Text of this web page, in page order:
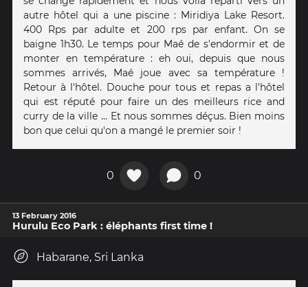
autre hôtel qui a une piscine : Miridiya Lake Resort.
400 Rps par adulte et 200 rps par enfant. On se
baigne 1h30. Le temps pour Maé de s'endormir et de
monter en température : eh oui, depuis que nous
sommes arrivés, Maé joue avec sa température !
Retour à l'hôtel. Douche pour tous et repas a l'hôtel
qui est réputé pour faire un des meilleurs rice and
curry de la ville … Et nous sommes déçus. Bien moins
bon que celui qu'on a mangé le premier soir !
0 0
13 February 2016
Hurulu Eco Park : éléphants first time !
Habarane, Sri Lanka